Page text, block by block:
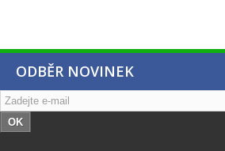
ODBĚR NOVINEK
OK